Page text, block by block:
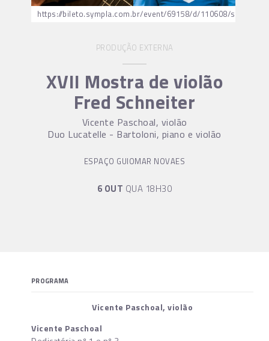
PRODUÇÃO EXTERNA
XVII Mostra de violão
Fred Schneiter
Vicente Paschoal, violão
Duo Lucatelle - Bartoloni, piano e violão
ESPAÇO GUIOMAR NOVAES
6 OUT QUA 18H30
https://bileto.sympla.com.br/event/69158/d/110608/s/645156
PROGRAMA
Vicente Paschoal, violão
Vicente Paschoal